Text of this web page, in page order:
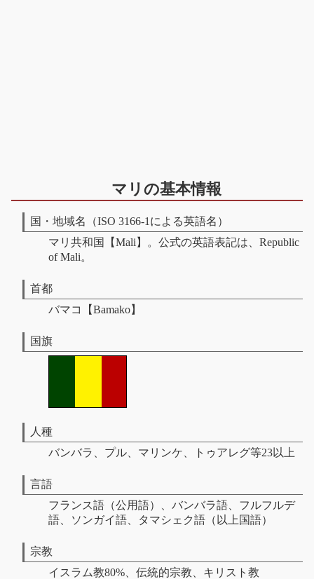
マリの基本情報
国・地域名（ISO 3166-1による英語名）
マリ共和国【Mali】。公式の英語表記は、Republic
of Mali。
首都
バマコ【Bamako】
国旗
人種
バンバラ、プル、マリンケ、トゥアレグ等23以上
言語
フランス語（公用語）、バンバラ語、フルフルデ
語、ソンガイ語、タマシェク語（以上国語）
宗教
イスラム教80%、伝統的宗教、キリスト教